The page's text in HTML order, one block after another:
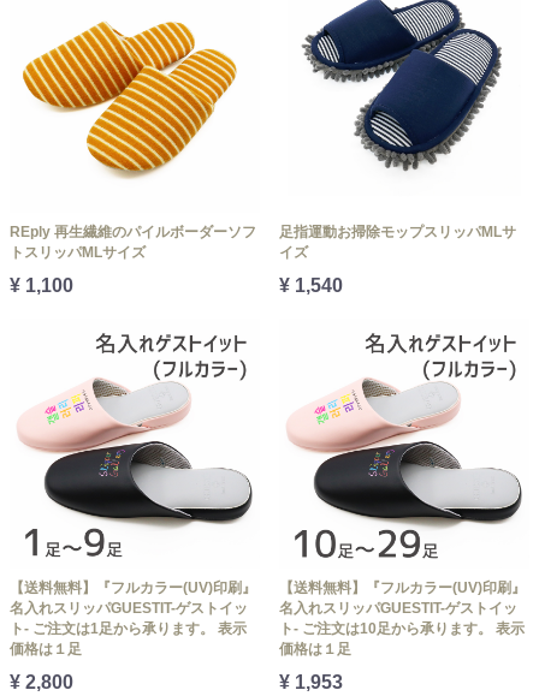
REply 再生繊維のパイルボーダーソフ
トスリッパMLサイズ
¥ 1,100
足指運動お掃除モップスリッパMLサ
イズ
¥ 1,540
【送料無料】『フルカラー(UV)印刷』
名入れスリッパGUESTIT-ゲストイッ
ト- ご注文は1足から承ります。 表示
価格は１足
¥ 2,800
【送料無料】『フルカラー(UV)印刷』
名入れスリッパGUESTIT-ゲストイッ
ト- ご注文は10足から承ります。 表示
価格は１足
¥ 1,953